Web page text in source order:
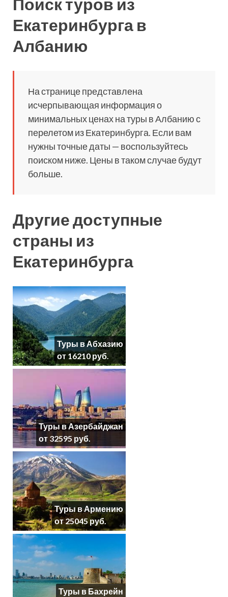
Екатеринбурга в
Албанию
На странице представлена
исчерпывающая информация о
минимальных ценах на туры в Албанию с
перелетом из Екатеринбурга. Если вам
нужны точные даты — воспользуйтесь
поиском ниже. Цены в таком случае будут
больше.
Другие доступные
страны из
Екатеринбурга
Туры в Абхазию
от 16210 руб.
Туры в Азербайджан
от 32595 руб.
Туры в Армению
от 25045 руб.
Туры в Бахрейн